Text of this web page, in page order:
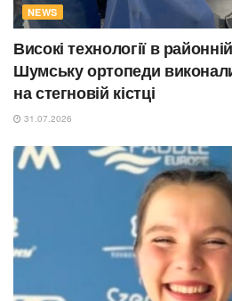
NEWS
Високі технології в
Шумську ортопеди
на стегновій кістці
31.07.2026